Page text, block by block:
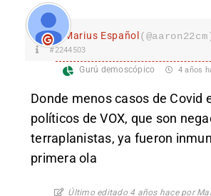
Marius Español
#2244503
Gurú demoscópico 4 años
Donde menos casos de Covid
políticos de VOX, que son
terraplanistas, ya fueron
primera ola
Último editado 4 años hace por